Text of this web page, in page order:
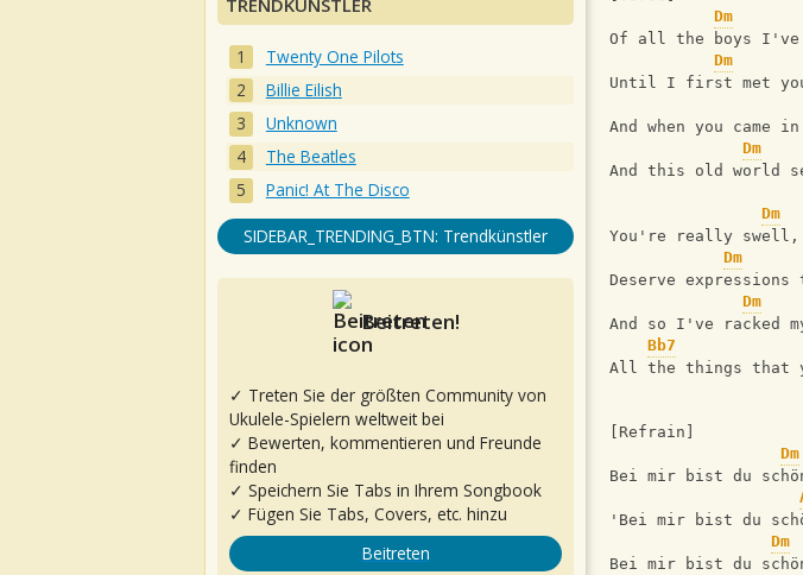
Dm
Of all the boys I've
Dm
Until I first met you
And when you
Dm
And this old world
Dm
You're really swell,
Dm
Deserve
Dm
And so I've racked
Bb7
All the things that
[Refrain]
Dm
Bei mir bist du
'Bei mir bist du
Dm
Bei mir bist du
TRENDKÜNSTLER
Twenty One Pilots
Billie Eilish
Unknown
The Beatles
Panic! At The Disco
SIDEBAR_TRENDING_BTN: Trendkünstler
Beitreten!
✓ Treten Sie der größten Community von
Ukulele-Spielern weltweit bei
✓ Bewerten, kommentieren und Freunde
finden
✓ Speichern Sie Tabs in Ihrem Songbook
✓ Fügen Sie Tabs, Covers, etc. hinzu
Beitreten